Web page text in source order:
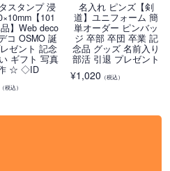
スタンプ 浸
【101
】Web deco
コ OSMO 誕
ゼント 記念
ギフト 写真
☆ ◇ID
（税込）
名入れ ピンズ【剣
道】ユニフォーム 簡
単オーダー ピンバッ
ジ 卒部 卒団 卒業 記
念品 グッズ 名前入り
部活 引退 プレゼント
¥1,020 （税込）